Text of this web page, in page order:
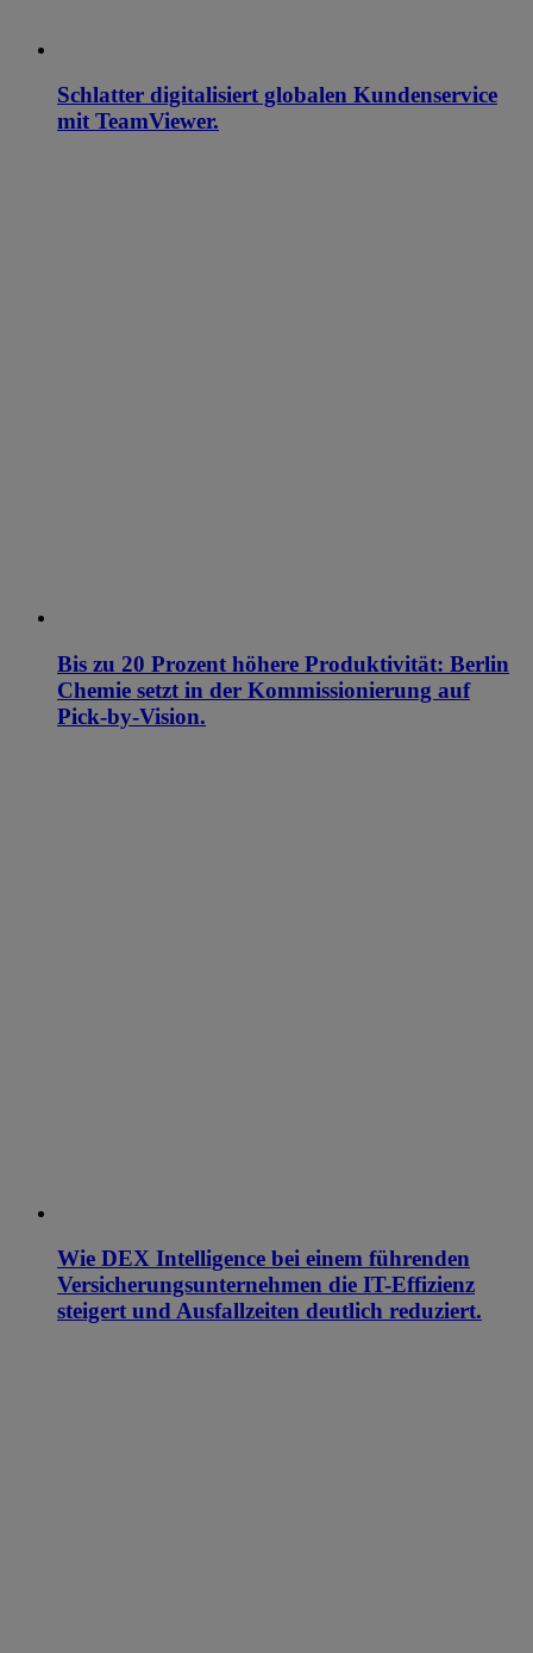
Schlatter digitalisiert globalen Kundenservice
mit TeamViewer.
Bis zu 20 Prozent höhere Produktivität: Berlin
Chemie setzt in der Kommissionierung auf
Pick-by-Vision.
Wie DEX Intelligence bei einem führenden
Versicherungsunternehmen die IT-Effizienz
steigert und Ausfallzeiten deutlich reduziert.